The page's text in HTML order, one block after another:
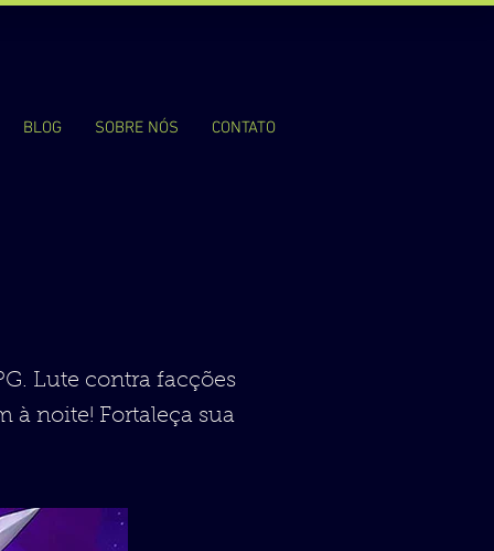
BLOG SOBRE NÓS CONTATO
Lute contra facções
à noite! Fortaleça sua